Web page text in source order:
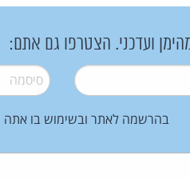
ועדכני. הצטרפו גם אתם:
סיסמה*
בהרשמה לאתר ובשימוש בו